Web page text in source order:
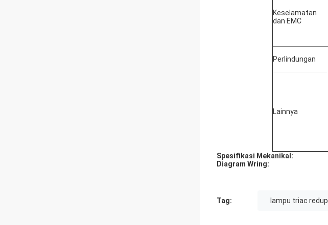
Keselamatan
dan EMC
Perlindungan
Lainnya
Spesifikasi Mekanikal:
Diagram Wring:
Tag: lampu triac redup